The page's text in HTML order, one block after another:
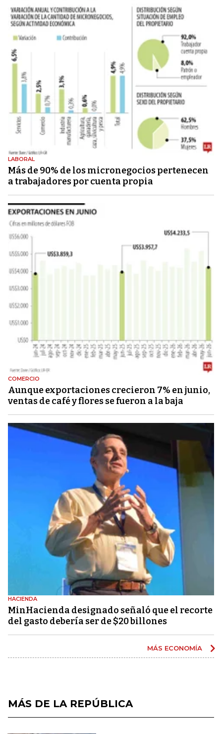
LABORAL
Más de 90% de los micronegocios pertenecen
a trabajadores por cuenta propia
COMERCIO
Aunque exportaciones crecieron 7% en junio,
ventas de café y flores se fueron a la baja
HACIENDA
MinHacienda designado señaló que el recorte
del gasto debería ser de $20 billones
MÁS ECONOMÍA
MÁS DE LA REPÚBLICA